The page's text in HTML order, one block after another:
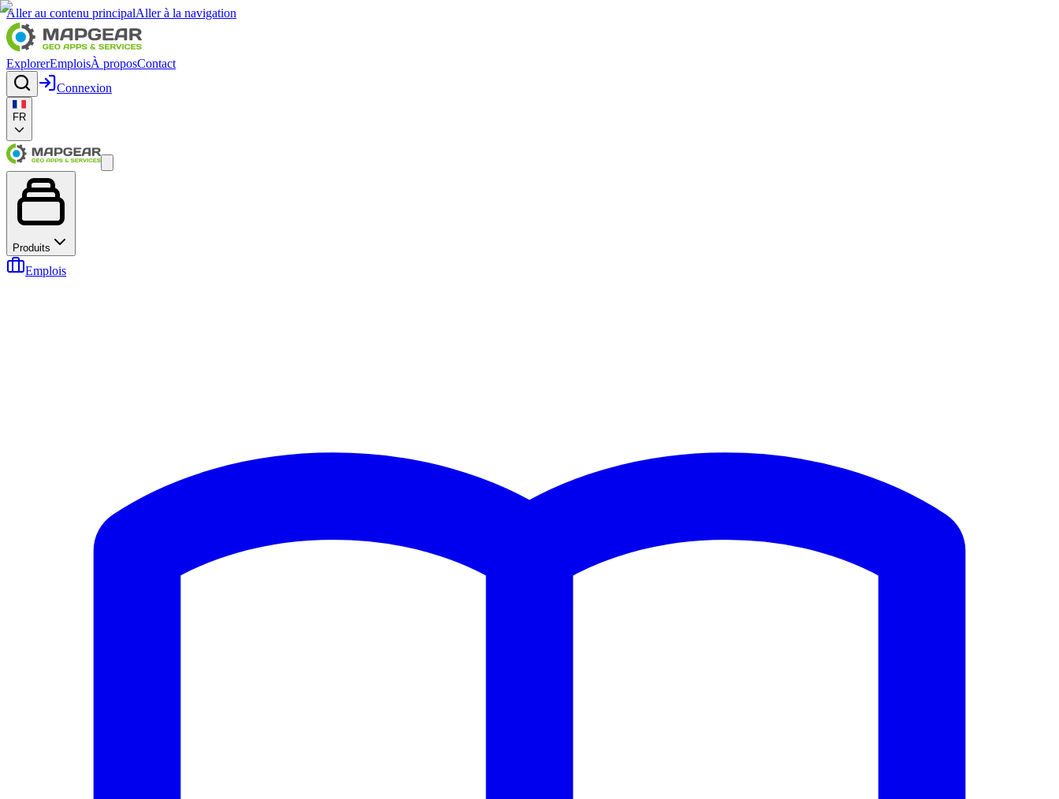
Aller au contenu principalAller à la navigation
ExplorerEmploisÀ proposContact
Connexion
FR
Produits
Emplois